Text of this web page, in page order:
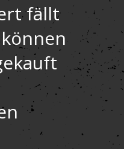
fällt